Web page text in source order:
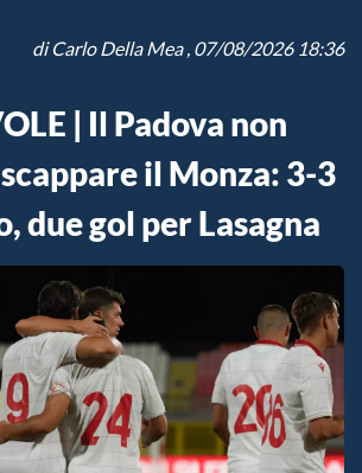
diCarlo Della Mea , 07/08/2026 18:36
| Il Padova non
il Monza: 3-3
due gol per Lasagna